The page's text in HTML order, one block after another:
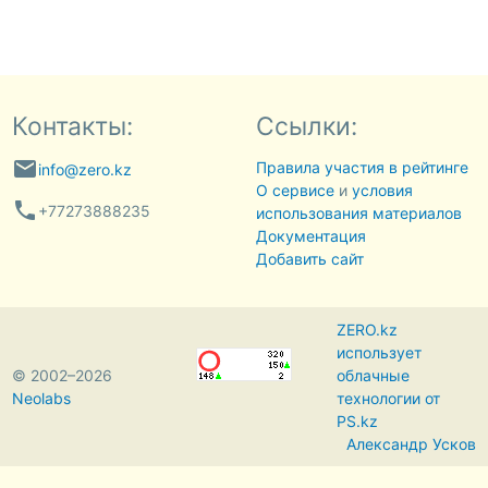
Контакты:
emailinfo@zero.kz
phone +77273888235
Ссылки:
Правила участия в рейтинге
О сервисеи условия
использования материалов
Документация
Добавить сайт
© 2002–2026
Neolabs
ZERO.kz
использует
облачные
технологии от
PS.kz
Александр Усков